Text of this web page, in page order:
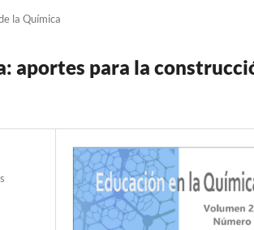
la Química
aportes para la